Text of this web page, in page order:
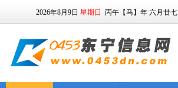
2026年8月9日 星期日 丙午【马】年 六月廿七